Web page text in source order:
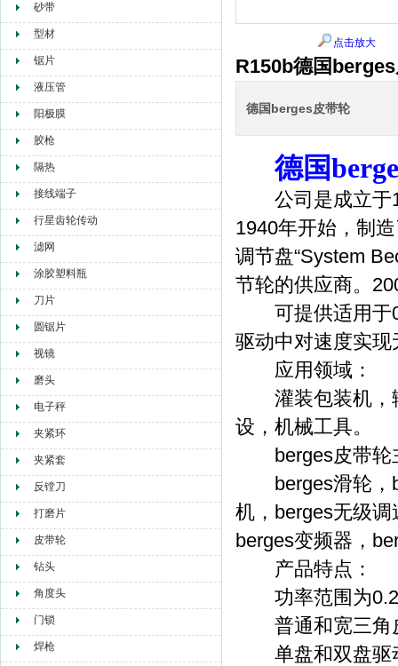
砂带
型材
锯片
液压管
阳极膜
胶枪
隔热
接线端子
行星齿轮传动
滤网
涂胶塑料瓶
刀片
圆锯片
视镜
磨头
电子秤
夹紧环
夹紧套
反镗刀
打磨片
皮带轮
钻头
角度头
门锁
焊枪
点击放大
R150b德国
德国berges皮带轮
德国
公司是成立于
1940年开始，制
调节盘“System
节轮的供应商。
可提供适用于
驱动中对速度实
应用领域：
灌装包装机，输
设，机械工具。
berges皮带轮
berges滑轮，
机，berges无级
berges变频器，
产品特点：
功率范围为
普通和宽三角
单盘和双盘驱